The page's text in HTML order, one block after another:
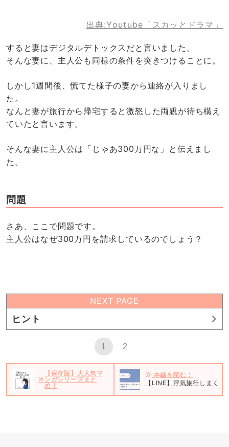
出典:Youtube「スカッとドラマ」
すると妻はデジタルデトックスだと言いました。
そんな妻に、主人公も同様の条件を突きつけることに。
しかし1週間後、慌てた様子の妻から連絡が入りまし
た。
なんと妻が旅行から帰宅すると激怒した両親が待ち構え
ていたと言います。
そんな妻に主人公は「じゃあ300万円な」と伝えまし
た。
問題
さあ、ここで問題です。
主人公はなぜ300万円を請求しているのでしょう？
NEXT PAGE
ヒント
1 2
【保存版】大人気マ
ンガシリーズまと
め！
本編を読む！
【LINE】浮気旅行しまく